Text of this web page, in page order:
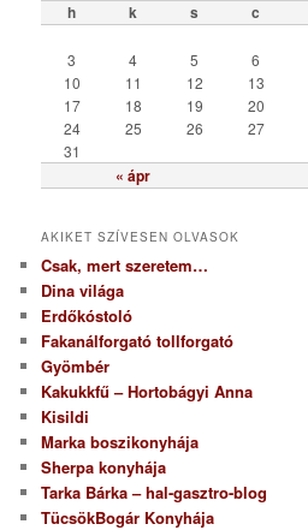
r
h k s c
« ápr
3
4 5 6
10
11 12 13
17
18 19 20
24
25 26 27
31
AKIKET SZÍVESEN OLVASOK
Csak, mert szeretem…
Dina világa
Erdőkóstoló
Fakanálforgató tollforgató
Gyömbér
Kakukkfű – Hortobágyi Anna
Kisildi
Marka boszikonyhája
Sherpa konyhája
Tarka Bárka – hal-gasztro-blog
TücsökBogár Konyhája